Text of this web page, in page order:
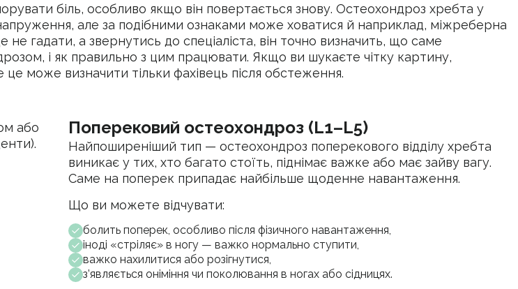
біль, особливо якщо він повертається знову. Остеохондроз хребта у
але за подібними ознаками може ховатися й наприклад, міжреберна
гадати, а звернутись до спеціаліста, він точно визначить, що саме
і як правильно з цим працювати. Якщо ви шукаєте чітку картину,
може визначити тільки фахівець після обстеження.
або
Поперековий остеохондроз (L1–L5)
Найпоширеніший тип — остеохондроз поперекового відділу хребта
виникає у тих, хто багато стоїть, піднімає важке або має зайву вагу.
Саме на поперек припадає найбільше щоденне навантаження.
Що ви можете відчувати:
болить поперек, особливо після фізичного навантаження,
іноді «стріляє» в ногу — важко нормально ступити,
важко нахилитися або розігнутися,
з’являється оніміння чи поколювання в ногах або сідницях.